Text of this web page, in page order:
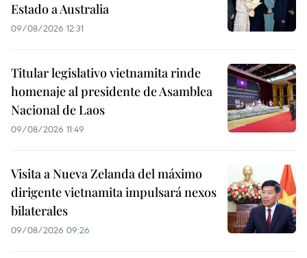
Estado a Australia
09/08/2026 12:31
Titular legislativo vietnamita rinde
homenaje al presidente de Asamblea
Nacional de Laos
09/08/2026 11:49
Visita a Nueva Zelanda del máximo
dirigente vietnamita impulsará nexos
bilaterales
09/08/2026 09:26